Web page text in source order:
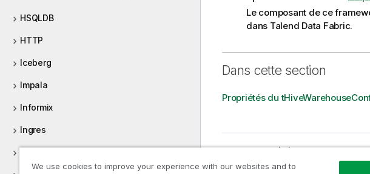
HSQLDB
HTTP
Iceberg
Impala
Informix
Ingres
Le composant de ce
dans Talend Data Fabric.
Dans cette section
Propriétés du
Rubrique précédente
Propriétés du tHiveRow
We use cookies to improve your experience with our websites and to